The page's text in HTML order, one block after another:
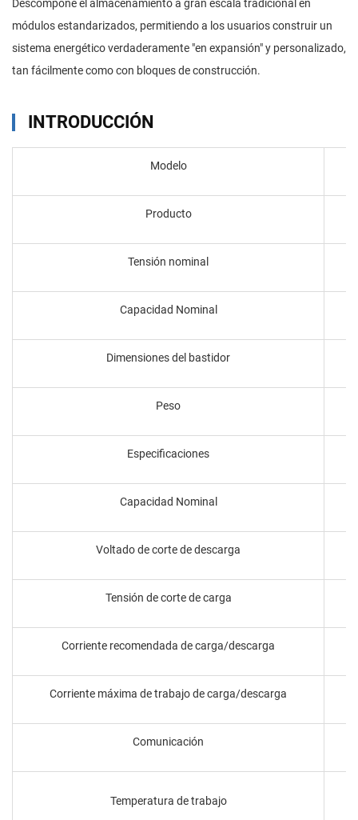
Descompone el almacenamiento a gran escala tradicional en
módulos estandarizados, permitiendo a los usuarios construir un
sistema energético verdaderamente "en expansión" y personalizado,
tan fácilmente como con bloques de construcción.
INTRODUCCIÓN
Modelo
Producto
Tensión nominal
Capacidad Nominal
Dimensiones del bastidor
Peso
Especificaciones
Capacidad Nominal
Voltado de corte de descarga
Tensión de corte de carga
Corriente recomendada de carga/descarga
Corriente máxima de trabajo de carga/descarga
Comunicación
Temperatura de trabajo